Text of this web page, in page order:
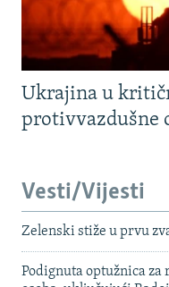
Ukrajina u
protivvazdušne
Vesti/Vijesti
Zelenski stiže u prvu
Podignuta optužnica